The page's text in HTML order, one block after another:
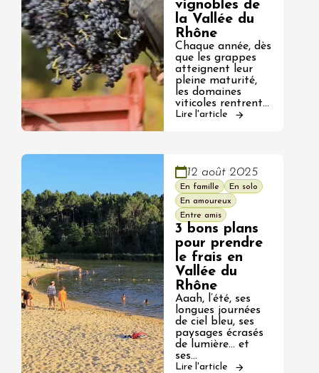
vignobles de
la Vallée du
Rhône
Chaque année, dès
que les grappes
atteignent leur
pleine maturité,
les domaines
viticoles rentrent…
Lire l'article
12 août 2025
En famille
En solo
En amoureux
Entre amis
3 bons plans
pour prendre
le frais en
Vallée du
Rhône
Aaah, l’été, ses
longues journées
de ciel bleu, ses
paysages écrasés
de lumière… et
ses…
Lire l'article